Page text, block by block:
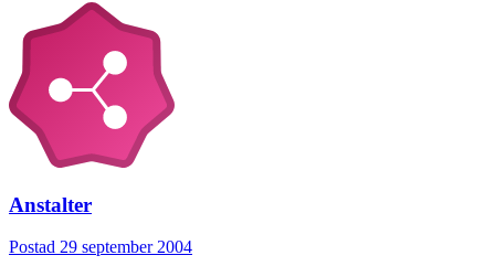
Anstalter
Postad 29 september 2004